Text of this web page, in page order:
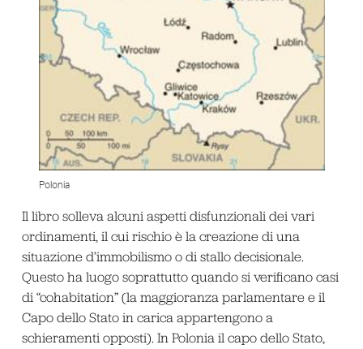
Polonia
Il libro solleva alcuni aspetti disfunzionali dei vari
ordinamenti, il cui rischio è la creazione di una
situazione d’immobilismo o di stallo decisionale.
Questo ha luogo soprattutto quando si verificano casi
di “cohabitation” (la maggioranza parlamentare e il
Capo dello Stato in carica appartengono a
schieramenti opposti). In Polonia il capo dello Stato,